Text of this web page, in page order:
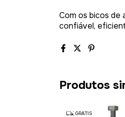
Com os bicos de
confiável,
Produtos
GRÁTIS